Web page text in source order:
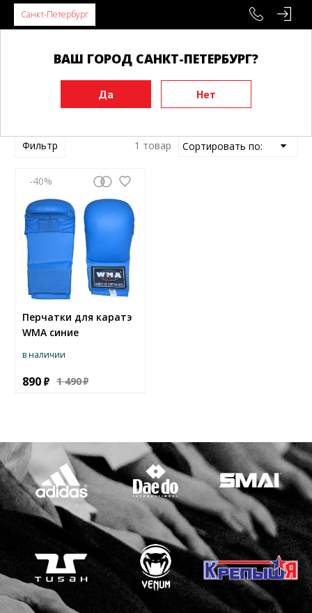
Санкт-Петербург
ВАШ ГОРОД САНКТ-ПЕТЕРБУРГ?
Главная
Товары WMA
Фильтр 1 товар
-40
Перчатки для каратэ
WMA синие
в наличии
890 1 490